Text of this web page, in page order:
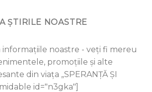
ȘTIRILE NOASTRE
noastre - veți fi mereu
promoțiile și alte
din viața „SPERANȚĂ ŞI
id="n3gka"]